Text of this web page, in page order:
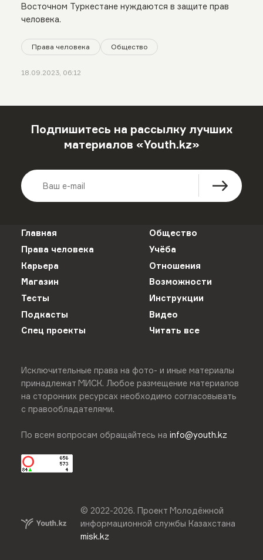
Восточном Туркестане нуждаются в защите прав
человека.
Права человека Общество
18.09.2023, 06:12
Подпишитесь на рассылку лучших
материалов «Youth.kz»
Главная
Общество
Права человека
Учёба
Карьера
Отношения
Магазин
Возможности
Тесты
Инструкции
Подкасты
Видео
Спец проекты
Читать все
Исключительные права на фото- и иные материалы
принадлежат МИСК. Любое размещение материалов
на сторонних ресурсах необходимо согласовывать
с правообладателями.
По всем вопросам обращайтесь на info@youth.kz
© 2022-2026.Проект Молодёжной
информационной службы Казахстана
misk.kz